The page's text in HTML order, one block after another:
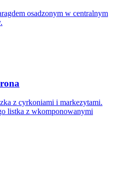
osadzonym w centralnym
z cyrkoniami i markezytami.
listka z wkomponowanymi